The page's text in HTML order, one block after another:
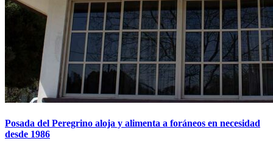
Posada del Peregrino aloja y alimenta a foráneos en necesidad
desde 1986